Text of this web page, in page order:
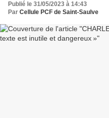
Publié le 31/05/2023 à 14:43
Par Cellule PCF de Saint-Saulve